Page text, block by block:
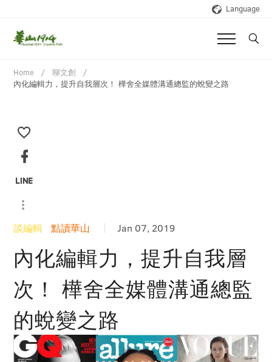
Language
Home
聊文創
內化編輯力，提升自我層次！ 樺舍全媒體溝通總監的蛻變之路
談編輯 點讀華山 Jan 07, 2019
內化編輯力，提升自我層
次！ 樺舍全媒體溝通總監
的蛻變之路